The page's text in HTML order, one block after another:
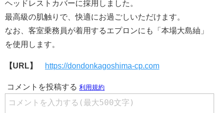
ヘッドレストカバーに採用しました。
最高級の肌触りで、快適にお過ごしいただけます。
なお、客室乗務員が着用するエプロンにも「本場大島紬」
を使用します。
【URL】 https://dondonkagoshima-cp.com